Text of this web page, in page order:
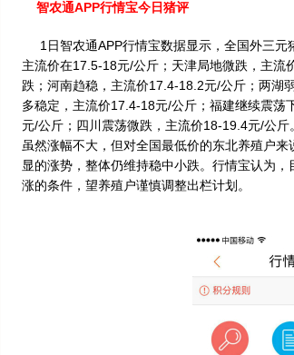
智农通APP行情宝今日猪评
1日智农通APP行情宝数据显示，全国外三元
主流价在17.5-18元/公斤；天津局地微跌，主
跌；河南趋稳，主流价17.4-18.2元/公斤；两湖
多稳定，主流价17.4-18元/公斤；福建继续震
元/公斤；四川震荡微跌，主流价18-19.4元/公
虽然涨幅不大，但对全国最低价的东北养殖户
显的涨势，整体仍维持稳中小跌。行情宝认为
涨的条件，望养殖户谨慎调整出栏计划。